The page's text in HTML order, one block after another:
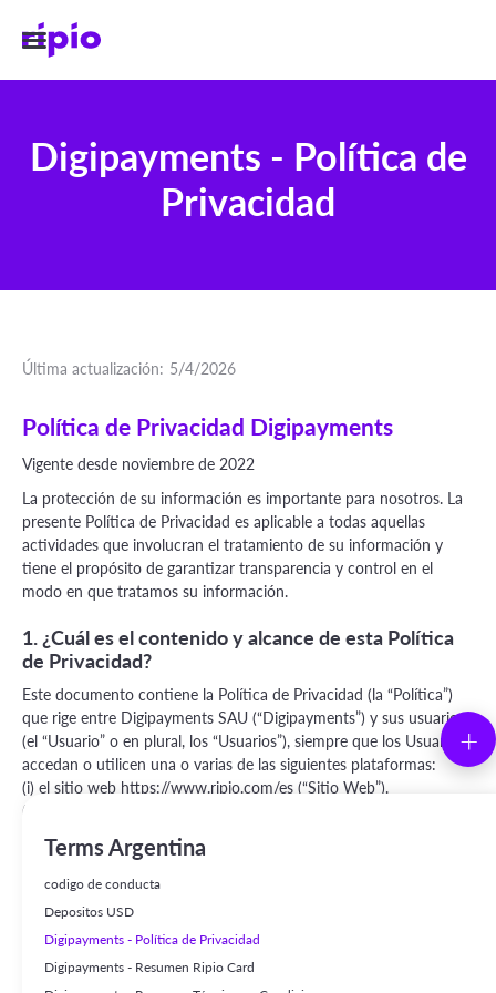
Digipayments - Política de
Privacidad
Terms Argentina
codigo de conducta
Depositos USD
Digipayments - Política de Privacidad
Digipayments - Resumen Ripio Card
+
Última actualización: 5/4/2026
Política de Privacidad Digipayments
Vigente desde noviembre de 2022
La protección de su información es importante para nosotros. La
presente Política de Privacidad es aplicable a todas aquellas
actividades que involucran el tratamiento de su información y
tiene el propósito de garantizar transparencia y control en el
modo en que tratamos su información.
1. ¿Cuál es el contenido y alcance de esta Política
de Privacidad?
Este documento contiene la Política de Privacidad (la “Política”)
que rige entre Digipayments SAU (“Digipayments”) y sus usuarios
(el “Usuario” o en plural, los “Usuarios”), siempre que los Usuarios
accedan o utilicen una o varias de las siguientes plataformas:
(i) el sitio web https://www.ripio.com/es (“Sitio Web”).
(ii) la aplicación móvil Digipayments “Ripio”, disponible para su
descarga a través de los dispositivos móviles donde esta se
encuentre disponible (“App”).
Para que sea más práctico llamaremos al Sitio Web y la App
indistintamente, como “Plataforma”.
proporcione a Digipayments, y a la que obtenga Digipayments de
conformidad con esta Política, a través de (i) la Plataforma y